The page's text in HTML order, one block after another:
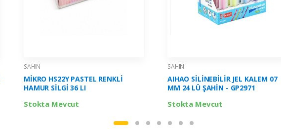
SAHIN
MİKRO HS22Y PASTEL RENKLİ
HAMUR SİLGİ 36 LI
Stokta Mevcut
SAHIN
AIHAO SİLİNEBİLİR JEL KALEM 07
MM 24 LÜ ŞAHİN - GP2971
Stokta Mevcut